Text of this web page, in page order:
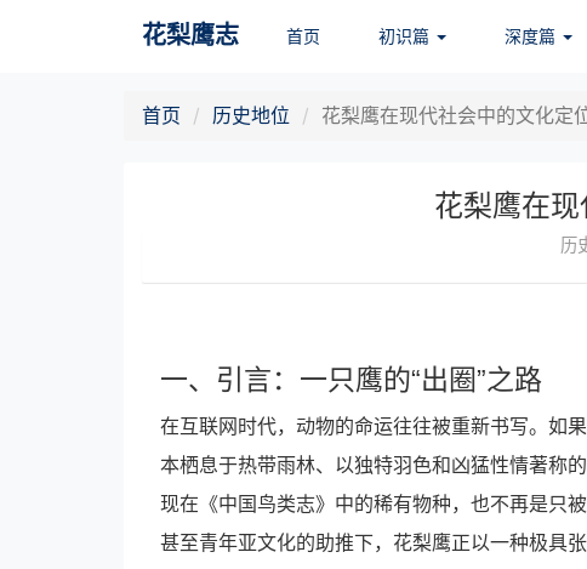
花梨鹰志 首页 初识篇 深度篇
首页 历史地位 花梨鹰在现代社会中的文化定
花梨鹰在
历
一、引言：一只鹰的“出圈”之路
在互联网时代，动物的命运往往被重新书写。
本栖息于热带雨林、以独特羽色和凶猛性情著称
现在《中国鸟类志》中的稀有物种，也不再是只
甚至青年亚文化的助推下，花梨鹰正以一种极具